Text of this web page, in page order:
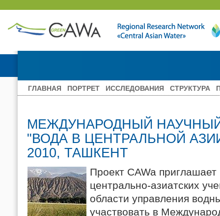
ГЛАВНАЯ ПОРТРЕТ ИССЛЕДОВАНИЯ СТРУКТУРА
МЕЖДУНАРОДНЫЙ
"ВОДА В ЦЕНТРАЛЬНОЙ
2010, ТАШКЕНТ
Проект CAWa
центрально-азиатских
области управления
участвовать в